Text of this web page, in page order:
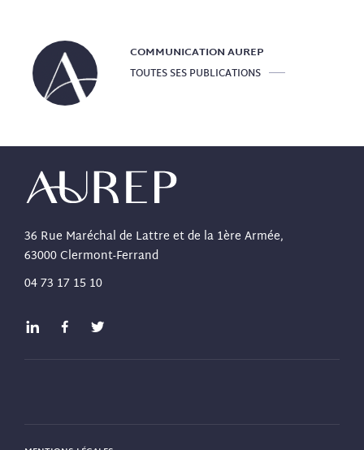
COMMUNICATIONAUREP
TOUTES SES PUBLICATIONS
36 Rue Maréchal de Lattre et de la 1ère Armée,
63000 Clermont-Ferrand
04 73 17 15 10